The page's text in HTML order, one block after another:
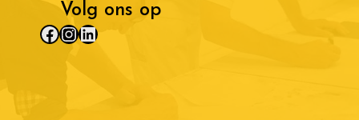
Volg ons op
Facebook
Instagram
LinkedIn